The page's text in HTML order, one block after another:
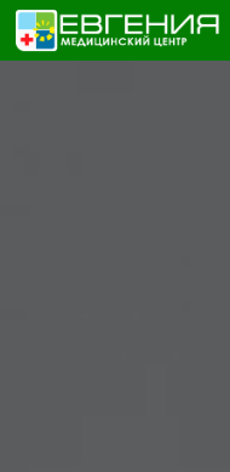
Skip to content